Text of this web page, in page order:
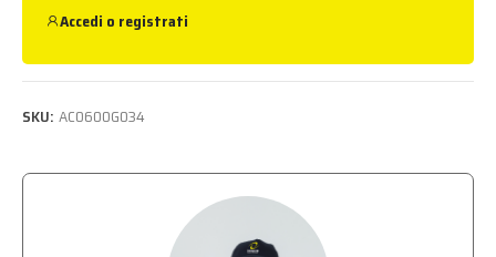
Accedi o registrati
SKU: AC0600G034